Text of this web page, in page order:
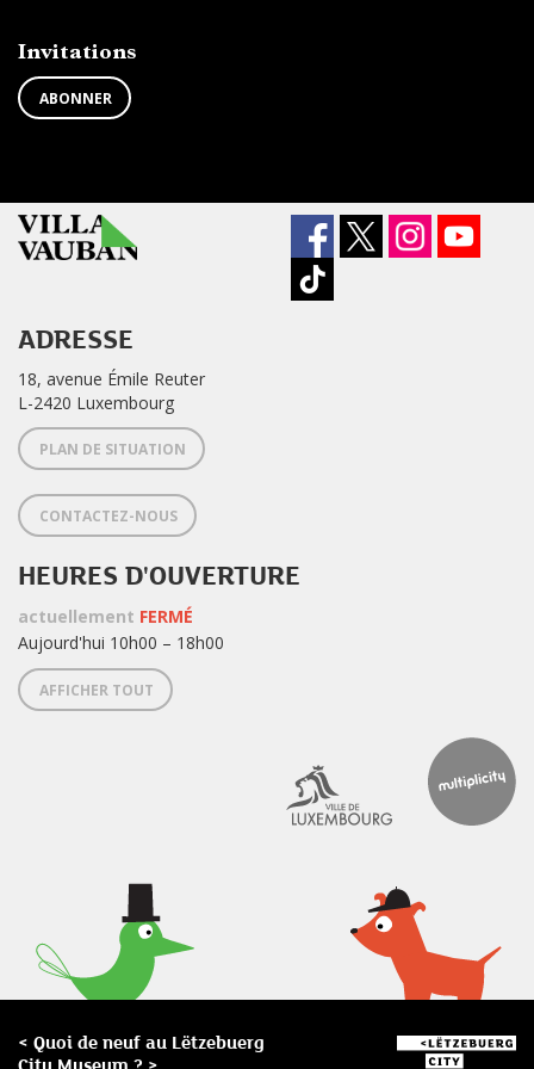
Invitations
ABONNER
ADRESSE
18, avenue Émile Reuter
L-2420 Luxembourg
PLAN DE SITUATION
CONTACTEZ-NOUS
HEURES D'OUVERTURE
actuellement FERMÉ
Aujourd'hui 10h00 – 18h00
AFFICHER TOUT
< Quoi de neuf au Lëtzebuerg